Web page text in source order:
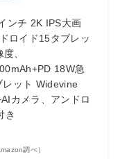
ンチ 2K IPS大画
ロイド15タブレッ
、
18W急
ット Widevine
カメラ、アンドロ
き
調べ）